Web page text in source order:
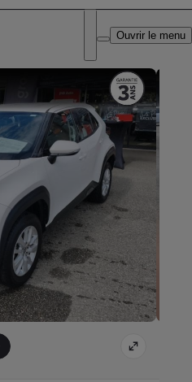
DEALER NAME
Ouvrir le menu